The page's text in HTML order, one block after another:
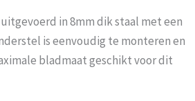
in 8mm dik staal met een
is eenvoudig te monteren en
bladmaat geschikt voor dit